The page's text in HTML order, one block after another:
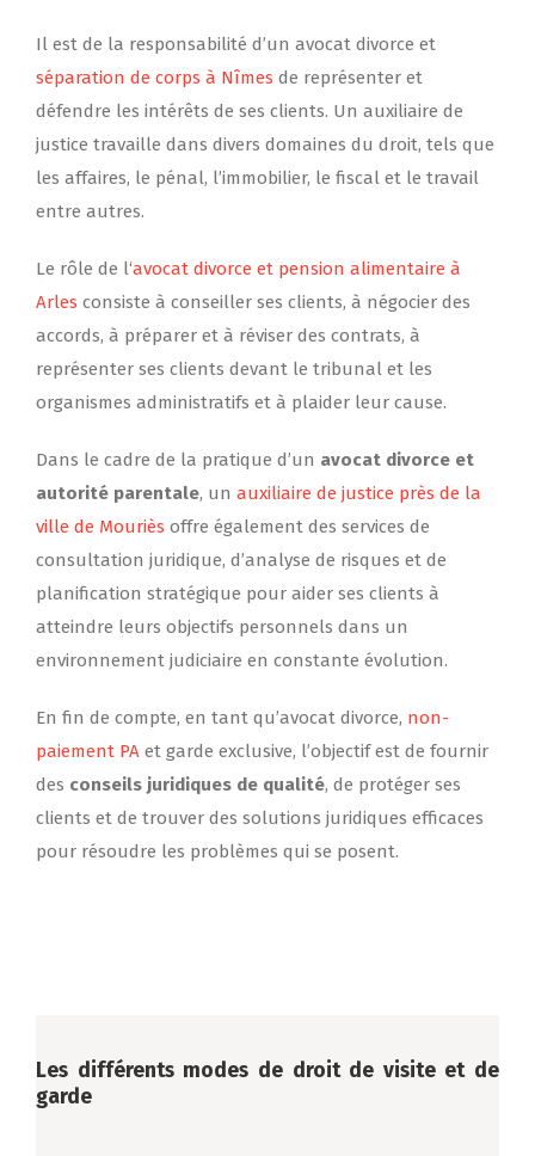
Il est de la responsabilité d’un avocat divorce et
séparation de corps à Nîmes de représenter et
défendre les intérêts de ses clients. Un auxiliaire de
justice travaille dans divers domaines du droit, tels que
les affaires, le pénal, l’immobilier, le fiscal et le travail
entre autres.
Le rôle de l‘avocat divorce et pension alimentaire à
Arles consiste à conseiller ses clients, à négocier des
accords, à préparer et à réviser des contrats, à
représenter ses clients devant le tribunal et les
organismes administratifs et à plaider leur cause.
Dans le cadre de la pratique d’un avocat divorce et
autorité parentale, un auxiliaire de justice près de la
ville de Mouriès offre également des services de
consultation juridique, d’analyse de risques et de
planification stratégique pour aider ses clients à
atteindre leurs objectifs personnels dans un
environnement judiciaire en constante évolution.
En fin de compte, en tant qu’avocat divorce, non-
paiement PA et garde exclusive, l’objectif est de fournir
des conseils juridiques de qualité, de protéger ses
clients et de trouver des solutions juridiques efficaces
pour résoudre les problèmes qui se posent.
Les différents modes de droit de visite et de
garde